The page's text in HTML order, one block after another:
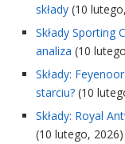
składy (10
Składy Sporting
analiza (10
Składy:
starciu? (10
Składy: Royal
(10 lutego, 2026)